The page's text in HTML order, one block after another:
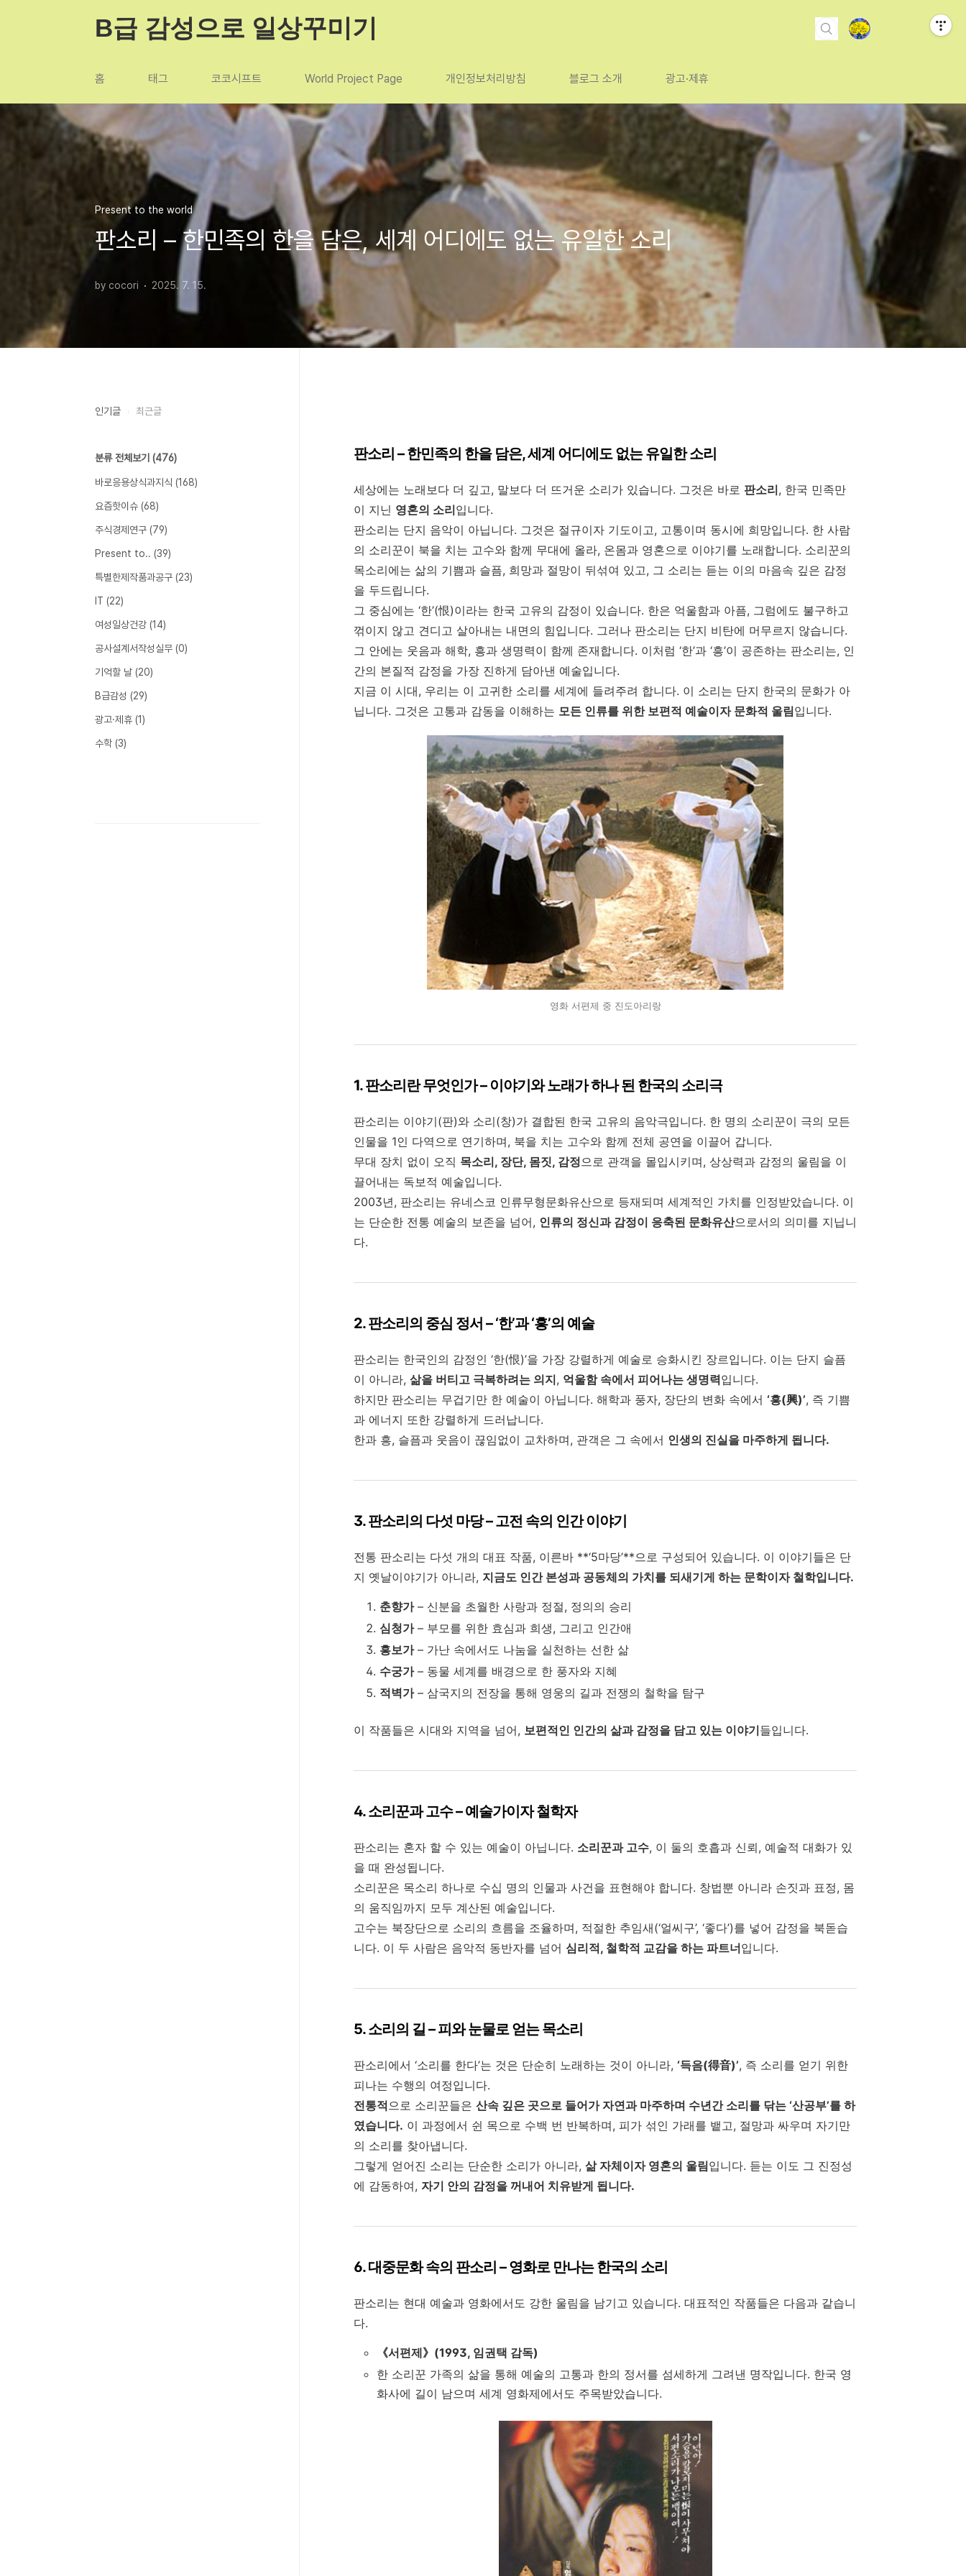
B급 감성으로 일상꾸미기
홈 태그 코코시프트 World Project Page 개인정보처리방침 블로그 소개 광고·제휴
Present to the world
판소리 – 한민족의 한을 담은, 세계 어디에도 없는 유일한 소리
by cocori 2025. 7. 15.
판소리 – 한민족의 한을 담은, 세계 어디에도 없는 유일한 소리
세상에는 노래보다 더 깊고, 말보다 더 뜨거운 소리가 있습니다. 그것은 바로 판소리, 한국 민족만
이 지닌 영혼의 소리입니다.
판소리는 단지 음악이 아닙니다. 그것은 절규이자 기도이고, 고통이며 동시에 희망입니다. 한 사람
의 소리꾼이 북을 치는 고수와 함께 무대에 올라, 온몸과 영혼으로 이야기를 노래합니다. 소리꾼의
목소리에는 삶의 기쁨과 슬픔, 희망과 절망이 뒤섞여 있고, 그 소리는 듣는 이의 마음속 깊은 감정
을 두드립니다.
그 중심에는 ‘한’(恨)이라는 한국 고유의 감정이 있습니다. 한은 억울함과 아픔, 그럼에도 불구하고
꺾이지 않고 견디고 살아내는 내면의 힘입니다. 그러나 판소리는 단지 비탄에 머무르지 않습니다.
그 안에는 웃음과 해학, 흥과 생명력이 함께 존재합니다. 이처럼 ‘한’과 ‘흥’이 공존하는 판소리는, 인
간의 본질적 감정을 가장 진하게 담아낸 예술입니다.
지금 이 시대, 우리는 이 고귀한 소리를 세계에 들려주려 합니다. 이 소리는 단지 한국의 문화가 아
닙니다. 그것은 고통과 감동을 이해하는 모든 인류를 위한 보편적 예술이자 문화적 울림입니다.
영화 서편제 중 진도아리랑
1.판소리란 무엇인가 – 이야기와 노래가 하나 된 한국의 소리극
판소리는 이야기(판)와 소리(창)가 결합된 한국 고유의 음악극입니다. 한 명의 소리꾼이 극의 모든
인물을 1인 다역으로 연기하며, 북을 치는 고수와 함께 전체 공연을 이끌어 갑니다.
무대 장치 없이 오직 목소리, 장단, 몸짓, 감정으로 관객을 몰입시키며, 상상력과 감정의 울림을 이
끌어내는 독보적 예술입니다.
2003년, 판소리는 유네스코 인류무형문화유산으로 등재되며 세계적인 가치를 인정받았습니다. 이
는 단순한 전통 예술의 보존을 넘어, 인류의 정신과 감정이 응축된 문화유산으로서의 의미를 지닙니
다.
2.판소리의 중심 정서 – ‘한’과 ‘흥’의 예술
판소리는 한국인의 감정인 ‘한(恨)’을 가장 강렬하게 예술로 승화시킨 장르입니다. 이는 단지 슬픔
이 아니라, 삶을 버티고 극복하려는 의지, 억울함 속에서 피어나는 생명력입니다.
하지만 판소리는 무겁기만 한 예술이 아닙니다. 해학과 풍자, 장단의 변화 속에서 ‘흥(興)’, 즉 기쁨
과 에너지 또한 강렬하게 드러납니다.
한과 흥, 슬픔과 웃음이 끊임없이 교차하며, 관객은 그 속에서 인생의 진실을 마주하게 됩니다.
3.판소리의 다섯 마당 – 고전 속의 인간 이야기
전통 판소리는 다섯 개의 대표 작품, 이른바 **‘5마당’**으로 구성되어 있습니다. 이 이야기들은 단
지 옛날이야기가 아니라, 지금도 인간 본성과 공동체의 가치를 되새기게 하는 문학이자 철학입니다.
춘향가– 신분을 초월한 사랑과 정절, 정의의 승리
심청가– 부모를 위한 효심과 희생, 그리고 인간애
흥보가– 가난 속에서도 나눔을 실천하는 선한 삶
수궁가– 동물 세계를 배경으로 한 풍자와 지혜
적벽가– 삼국지의 전장을 통해 영웅의 길과 전쟁의 철학을 탐구
이 작품들은 시대와 지역을 넘어, 보편적인 인간의 삶과 감정을 담고 있는 이야기들입니다.
4.소리꾼과 고수 – 예술가이자 철학자
판소리는 혼자 할 수 있는 예술이 아닙니다. 소리꾼과 고수, 이 둘의 호흡과 신뢰, 예술적 대화가 있
을 때 완성됩니다.
소리꾼은 목소리 하나로 수십 명의 인물과 사건을 표현해야 합니다. 창법뿐 아니라 손짓과 표정, 몸
의 움직임까지 모두 계산된 예술입니다.
고수는 북장단으로 소리의 흐름을 조율하며, 적절한 추임새(‘얼씨구’, ‘좋다’)를 넣어 감정을 북돋습
니다. 이 두 사람은 음악적 동반자를 넘어 심리적, 철학적 교감을 하는 파트너입니다.
5.소리의 길 – 피와 눈물로 얻는 목소리
판소리에서 ‘소리를 한다’는 것은 단순히 노래하는 것이 아니라, ‘득음(得音)’, 즉 소리를 얻기 위한
피나는 수행의 여정입니다.
전통적으로 소리꾼들은 산속 깊은 곳으로 들어가 자연과 마주하며 수년간 소리를 닦는 ‘산공부’를 하
였습니다. 이 과정에서 쉰 목으로 수백 번 반복하며, 피가 섞인 가래를 뱉고, 절망과 싸우며 자기만
의 소리를 찾아냅니다.
그렇게 얻어진 소리는 단순한 소리가 아니라, 삶 자체이자 영혼의 울림입니다. 듣는 이도 그 진정성
에 감동하여, 자기 안의 감정을 꺼내어 치유받게 됩니다.
6.대중문화 속의 판소리 – 영화로 만나는 한국의 소리
판소리는 현대 예술과 영화에서도 강한 울림을 남기고 있습니다. 대표적인 작품들은 다음과 같습니
다.
《서편제》(1993, 임권택 감독)
한 소리꾼 가족의 삶을 통해 예술의 고통과 한의 정서를 섬세하게 그려낸 명작입니다. 한국 영
화사에 길이 남으며 세계 영화제에서도 주목받았습니다.
인기글 최근글
분류 전체보기 (476)
바로응용상식과지식 (168)
요즘핫이슈 (68)
주식경제연구 (79)
Present to.. (39)
특별한제작품과공구 (23)
IT (22)
여성일상건강 (14)
공사설계서작성실무 (0)
기억할 날 (20)
B급감성 (29)
광고·제휴 (1)
수학 (3)